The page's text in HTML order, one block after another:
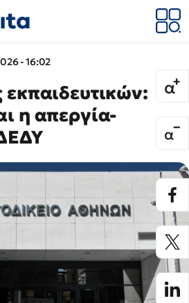
- 16:02
η απεργία-